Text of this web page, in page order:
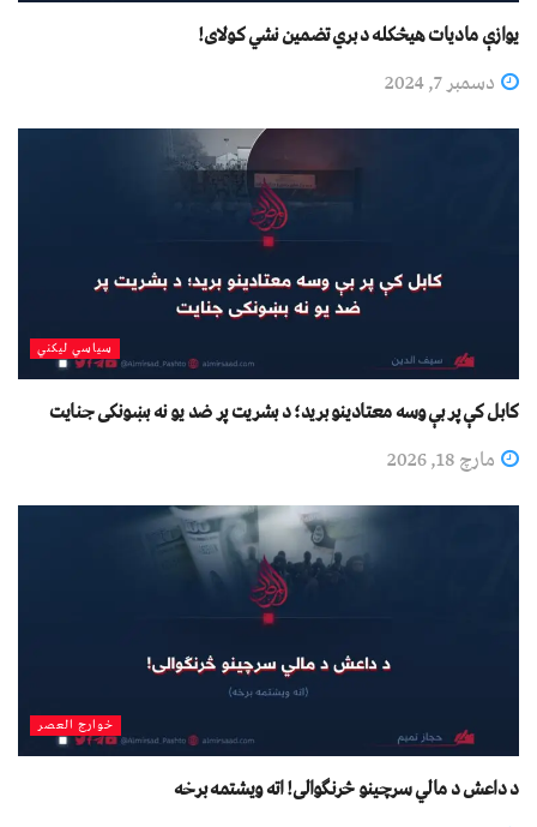
یوازې مادیات هیڅکله د بري تضمین نشي کولای!
دسمبر 7, 2024
سیاسي لیکني
کابل کې پر بې وسه معتادينو بريد؛ د بشريت پر ضد يو نه بښونکی جنايت
مارچ 18, 2026
خوارج العصر
د داعش د مالي سرچینو څرنګوالی! اته ویشتمه برخه